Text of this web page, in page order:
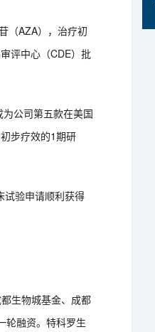
（AZA），治疗初
评中心（CDE）批
公司第五款在美国
步疗效的1期研
试验申请顺利获得
生物城基金、成都
轮融资。特科罗生